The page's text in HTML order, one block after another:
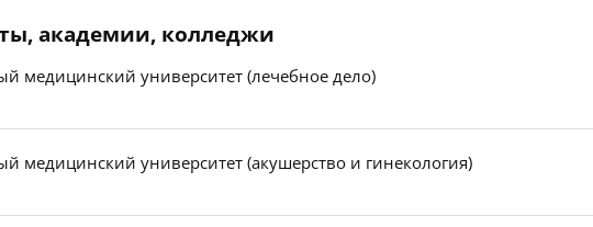
академии, колледжи
медицинский университет (лечебное дело)
медицинский университет (акушерство и гинекология)